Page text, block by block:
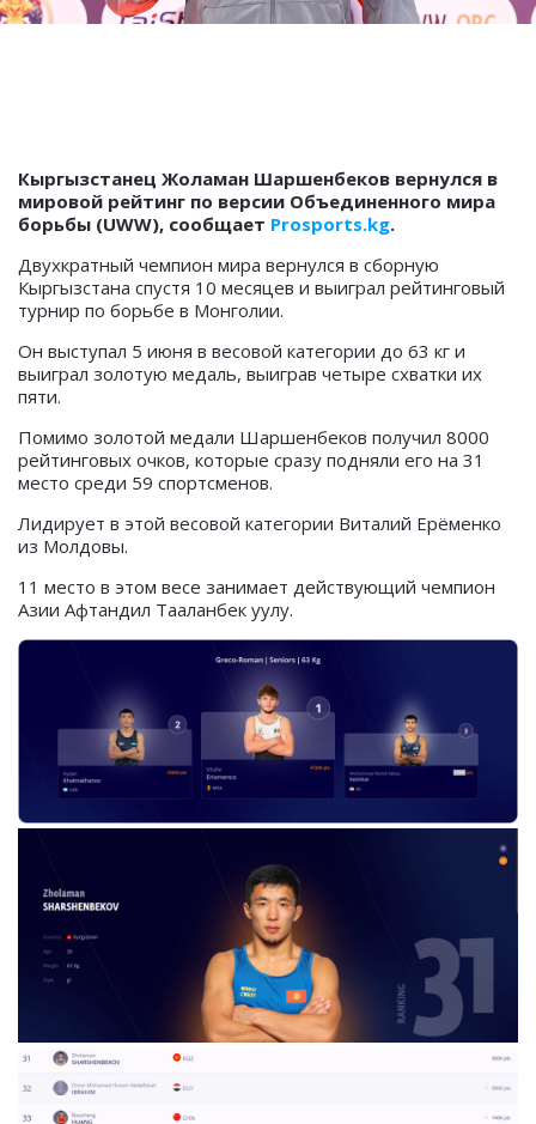
Кыргызстанец Жоламан Шаршенбеков вернулся в
мировой рейтинг по версии Объединенного мира
борьбы (UWW), сообщает Prosports.kg.
Двухкратный чемпион мира вернулся в сборную
Кыргызстана спустя 10 месяцев и выиграл рейтинговый
турнир по борьбе в Монголии.
Он выступал 5 июня в весовой категории до 63 кг и
выиграл золотую медаль, выиграв четыре схватки их
пяти.
Помимо золотой медали Шаршенбеков получил 8000
рейтинговых очков, которые сразу подняли его на 31
место среди 59 спортсменов.
Лидирует в этой весовой категории Виталий Ерёменко
из Молдовы.
11 место в этом весе занимает действующий чемпион
Азии Афтандил Тааланбек уулу.